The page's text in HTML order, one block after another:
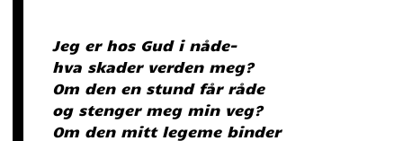
Jeg er hos Gud i nåde-
hva skader verden meg?
Om den en stund får råde
og stenger meg min veg?
Om den mitt legeme binder